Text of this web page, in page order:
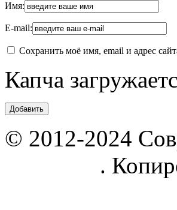
Имя:
E-mail:
Сохранить моё имя, email и адрес
Капча
© 2012-2024
.